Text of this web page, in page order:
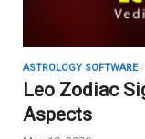
ASTROLOGY SOFTWARE/
Leo Zodiac
Aspects